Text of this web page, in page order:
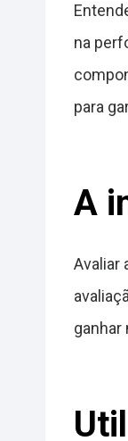
na
para
A
Avaliar
ganhar